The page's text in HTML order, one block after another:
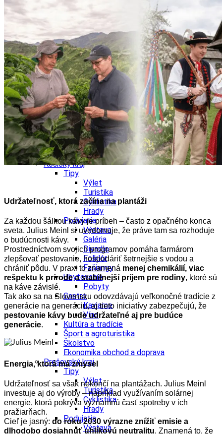
Cyklistika
Podujatia
Výstava
Galéria
Festival
Folklór
Ubytovanie
Wellness
Gastro
Kaviarne
Kultúra a tradície
Kúpele
Šport a agroturistika
Školstvo
Ekonomika obchod a doprava
Košický kraj
Tipy
Výlet
Turistika
Cyklistika
Hrady
Podujatia
Výstava
Galéria
Divadlo
Folklór
Fašiangy
Ubytovanie
Pobyty
Gastro
Kaviarne
Víno
Kultúra a tradície
Šport a agroturistika
Školstvo
Ekonomika obchod a doprava
Prešovský kraj
Tipy
Výlet
Turistika
Cyklistika
Hrady
Podujatia
Výstava
Udržateľnosť, ktorá začína na plantáži
Za každou šálkou kávy je príbeh – často z opačného konca
sveta. Julius Meinl si uvedomuje, že práve tam sa rozhoduje
o budúcnosti kávy.
Prostredníctvom svojich programov pomáha farmárom
zlepšovať pestovanie, hospodáriť šetrnejšie s vodou a
chrániť pôdu. V praxi to znamená menej chemikálií, viac
rešpektu k prírode a stabilnejší príjem pre rodiny, ktoré sú
na káve závislé.
Tak ako sa na Slovensku odovzdávajú veľkonočné tradície z
generácie na generáciu, aj tieto iniciatívy zabezpečujú, že
pestovanie kávy bude udržateľné aj pre budúce
generácie.
Energia, ktorá má zmysel
Udržateľnosť sa však nekončí na plantážach. Julius Meinl
investuje aj do výroby – napríklad využívaním solárnej
energie, ktorá pokrýva významnú časť spotreby v ich
pražiarňach.
Cieľ je jasný: do roku 2030 výrazne znížiť emisie a
dlhodobo dosiahnuť uhlíkovú neutralitu. Znamená to, že